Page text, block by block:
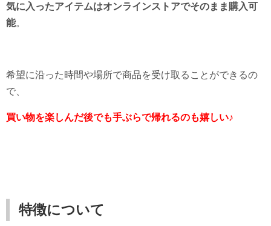
気に入ったアイテムはオンラインストアでそのまま購入可
能。
希望に沿った時間や場所で商品を受け取ることができるの
で、
買い物を楽しんだ後でも手ぶらで帰れるのも嬉しい♪
特徴について